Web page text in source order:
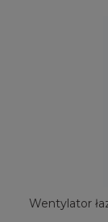
Wentylator